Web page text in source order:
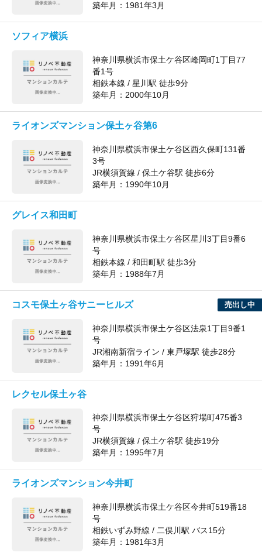
築年月： 1981年3月
ソフィア横浜
神奈川県横浜市保土ケ谷区峰岡町1丁目77
番1号
相鉄本線 / 星川駅 徒歩9分
築年月：2000年10月
ライオンズマンション保土ヶ谷第6
神奈川県横浜市保土ケ谷区西久保町131番
3号
JR横須賀線 / 保土ケ谷駅 徒歩6分
築年月： 1990年10月
グレイス和田町
神奈川県横浜市保土ケ谷区星川3丁目9番6
号
相鉄本線 / 和田町駅 徒歩3分
築年月： 1988年7月
コスモ保土ヶ谷サニーヒルズ 売出し中
神奈川県横浜市保土ケ谷区法泉1丁目9番1
号
JR湘南新宿ライン / 東戸塚駅 徒歩28分
築年月： 1991年6月
レクセル保土ヶ谷
神奈川県横浜市保土ケ谷区狩場町475番3
号
JR横須賀線 / 保土ケ谷駅 徒歩19分
築年月： 1995年7月
ライオンズマンション今井町
神奈川県横浜市保土ケ谷区今井町519番18
号
相鉄いずみ野線 / 二俣川駅 バス15分
築年月： 1981年3月